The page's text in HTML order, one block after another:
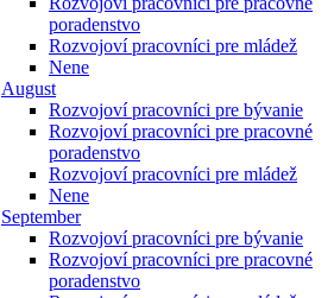
poradenstvo
Rozvojoví pracovníci pre mládež
Nene
August
Rozvojoví pracovníci pre bývanie
Rozvojoví pracovníci pre pracovné
poradenstvo
Rozvojoví pracovníci pre mládež
Nene
September
Rozvojoví pracovníci pre bývanie
Rozvojoví pracovníci pre pracovné
poradenstvo